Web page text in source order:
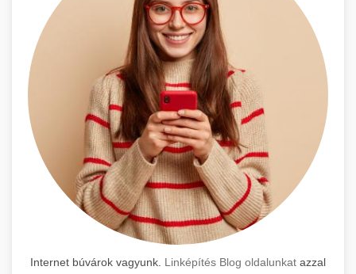
Internet búvárok vagyunk. Linképítés Blog oldalunkat azzal